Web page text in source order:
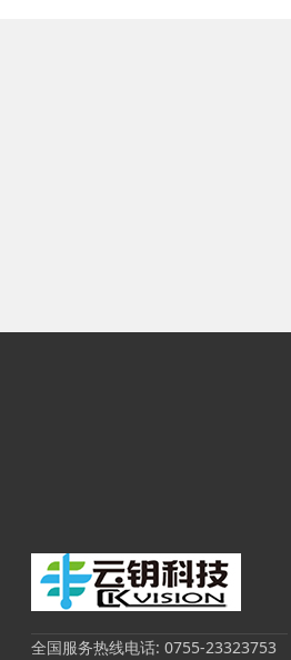
全国服务热线电话: 0755-23323753